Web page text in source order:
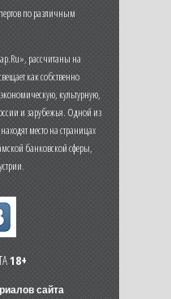
по различным
рассчитаны на
как собственно
культурную,
и зарубежья. Одной из
место на страницах
банковской сферы,
18+
сайта